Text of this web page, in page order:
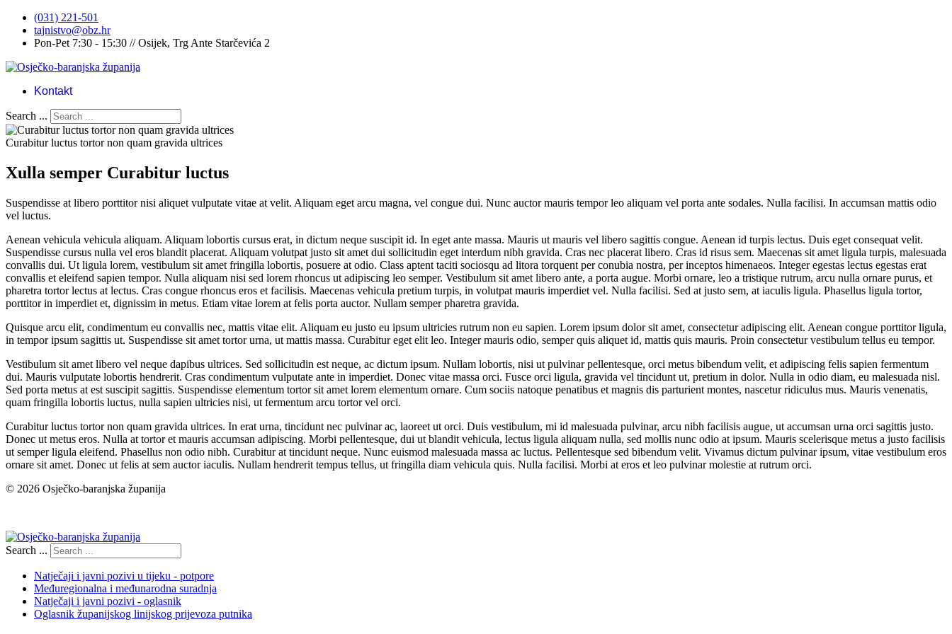
(031) 221-501
tajnistvo@obz.hr
Pon-Pet 7:30 - 15:30 // Osijek, Trg Ante Starčevića 2
Kontakt
Search ...
Curabitur luctus tortor non quam gravida ultrices
Xulla semper Curabitur luctus
Suspendisse at libero porttitor nisi aliquet vulputate vitae at velit. Aliquam eget arcu magna, vel congue dui. Nunc auctor mauris tempor leo aliquam vel porta ante sodales. Nulla facilisi. In accumsan mattis odio
vel luctus.
Aenean vehicula vehicula aliquam. Aliquam lobortis cursus erat, in dictum neque suscipit id. In eget ante massa. Mauris ut mauris vel libero sagittis congue. Aenean id turpis lectus. Duis eget consequat velit.
Suspendisse cursus nulla vel eros blandit placerat. Aliquam volutpat justo sit amet dui sollicitudin eget interdum nibh gravida. Cras nec placerat libero. Cras id risus sem. Maecenas sit amet ligula turpis, malesuada
convallis dui. Ut ligula lorem, vestibulum sit amet fringilla lobortis, posuere at odio. Class aptent taciti sociosqu ad litora torquent per conubia nostra, per inceptos himenaeos. Integer egestas lectus egestas erat
convallis et eleifend sapien tempor. Nulla aliquam nisi sed lorem rhoncus ut adipiscing leo semper. Vestibulum sit amet libero ante, a porta augue. Morbi ornare, leo a tristique rutrum, arcu nulla ornare purus, et
pharetra tortor lectus at lectus. Cras congue rhoncus eros et facilisis. Maecenas vehicula pretium turpis, in volutpat mauris imperdiet vel. Nulla facilisi. Sed at justo sem, at iaculis ligula. Phasellus ligula tortor,
porttitor in imperdiet et, dignissim in metus. Etiam vitae lorem at felis porta auctor. Nullam semper pharetra gravida.
Quisque arcu elit, condimentum eu convallis nec, mattis vitae elit. Aliquam eu justo eu ipsum ultricies rutrum non eu sapien. Lorem ipsum dolor sit amet, consectetur adipiscing elit. Aenean congue porttitor ligula,
in tempor ipsum sagittis ut. Suspendisse sit amet tortor urna, ut mattis massa. Curabitur eget elit leo. Integer mauris odio, semper quis aliquet id, mattis quis mauris. Proin consectetur vestibulum tellus eu tempor.
Vestibulum sit amet libero vel neque dapibus ultrices. Sed sollicitudin est neque, ac dictum ipsum. Nullam lobortis, nisi ut pulvinar pellentesque, orci metus bibendum velit, et adipiscing felis sapien fermentum
dui. Mauris vulputate lobortis hendrerit. Cras condimentum vulputate ante in imperdiet. Donec vitae massa orci. Fusce orci ligula, gravida vel tincidunt ut, pretium in dolor. Nulla in odio diam, eu malesuada nisl.
Sed porta metus at est suscipit sagittis. Suspendisse elementum tortor sit amet lorem elementum ornare. Cum sociis natoque penatibus et magnis dis parturient montes, nascetur ridiculus mus. Mauris venenatis,
quam fringilla lobortis luctus, nulla sapien ultricies nisi, ut fermentum arcu tortor vel orci.
Curabitur luctus tortor non quam gravida ultrices. In erat urna, tincidunt nec pulvinar ac, laoreet ut orci. Duis vestibulum, mi id malesuada pulvinar, arcu nibh facilisis augue, ut accumsan urna orci sagittis justo.
Donec ut metus eros. Nulla at tortor et mauris accumsan adipiscing. Morbi pellentesque, dui ut blandit vehicula, lectus ligula aliquam nulla, sed mollis nunc odio at ipsum. Mauris scelerisque metus a justo facilisis
ut semper ligula eleifend. Phasellus non odio nibh. Curabitur at tincidunt neque. Nunc euismod malesuada massa ac luctus. Pellentesque sed bibendum velit. Vivamus dictum pulvinar ipsum, vitae vestibulum eros
ornare sit amet. Donec ut felis at sem auctor iaculis. Nullam hendrerit tempus tellus, ut fringilla diam vehicula quis. Nulla facilisi. Morbi at eros et leo pulvinar molestie at rutrum orci.
© 2026 Osječko-baranjska županija
Search ...
Natječaji i javni pozivi u tijeku - potpore
Međuregionalna i međunarodna suradnja
Natječaji i javni pozivi - oglasnik
Oglasnik županijskog linijskog prijevoza putnika